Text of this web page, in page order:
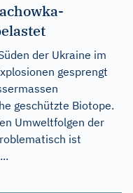
der Ukraine im
gesprengt
geschützte Biotope.
Umweltfolgen der
ist